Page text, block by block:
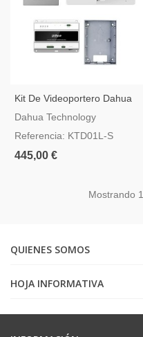
Kit De Videoportero Dahua
De Dos Hilos Con Caja De
Dahua Technology
Referencia: KTD01L-S
445,00 €
Mostrando 1
QUIENES SOMOS
HOJA INFORMATIVA